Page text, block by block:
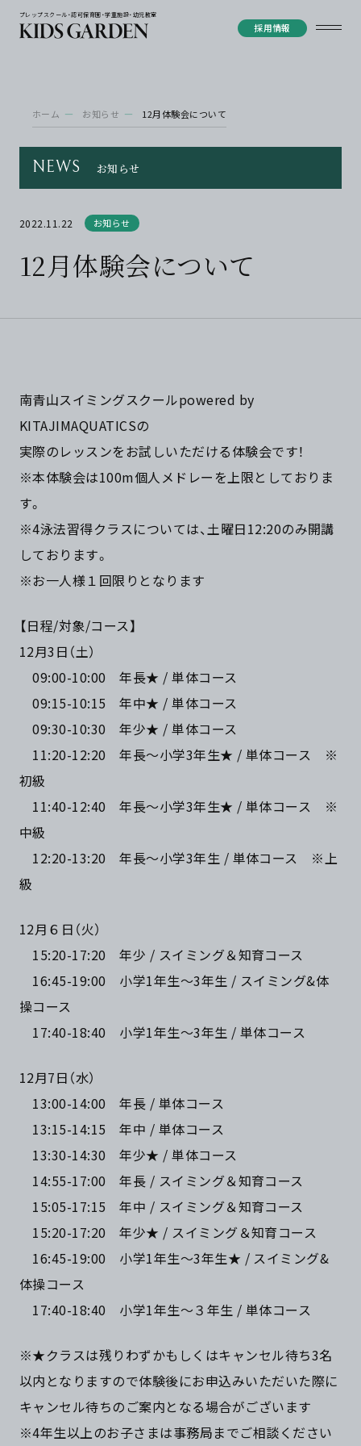
プレップスクール・認可保育園・学童施設・幼児教室
採用情報
ホーム お知らせ 12月体験会について
NEWS お知らせ
2022.11.22 お知らせ
12月体験会について
南青山スイミングスクールpowered by
KITAJIMAQUATICSの
実際のレッスンをお試しいただける体験会です！
※本体験会は100m個人メドレーを上限としておりま
す。
※4泳法習得クラスについては、土曜日12:20のみ開講
しております。
※お一人様１回限りとなります
【日程/対象/コース】
12月3日（土）
09:00-10:00 年長★ / 単体コース
09:15-10:15 年中★ / 単体コース
09:30-10:30 年少★ / 単体コース
11:20-12:20 年長～小学3年生★ / 単体コース ※
初級
11:40-12:40 年長～小学3年生★ / 単体コース ※
中級
12:20-13:20 年長～小学3年生 / 単体コース ※上
級
12月６日（火）
15:20-17:20 年少 / スイミング＆知育コース
16:45-19:00 小学1年生～3年生 / スイミング&体
操コース
17:40-18:40 小学1年生～3年生 / 単体コース
12月7日（水）
13:00-14:00 年長 / 単体コース
13:15-14:15 年中 / 単体コース
13:30-14:30 年少★ / 単体コース
14:55-17:00 年長 / スイミング＆知育コース
15:05-17:15 年中 / スイミング＆知育コース
15:20-17:20 年少★ / スイミング＆知育コース
16:45-19:00 小学1年生～3年生★ / スイミング&
体操コース
17:40-18:40 小学1年生～３年生 / 単体コース
※★クラスは残りわずかもしくはキャンセル待ち3名
以内となりますので体験後にお申込みいただいた際に
キャンセル待ちのご案内となる場合がございます
※4年生以上のお子さまは事務局までご相談ください